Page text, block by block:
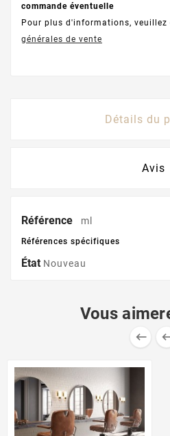
commande éventuelle
Pour plus d'informations, veuillez
générales de vente
Détails du
Avis
Référence ml
Références spécifiques
État Nouveau
Vous
